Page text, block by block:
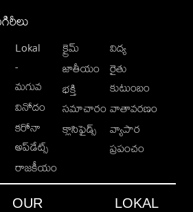
Lokal
-
మగువ
వినోదం
కరోనా
అప్‌డేట్స్
రాజకీయం
క్రైమ్
జాతీయం
భక్తి
సమాచారం
క్లాసిఫైడ్స్
విద్య
రైతు
కుటుంబం
వాతావరణం
వ్యాపార
ప్రపంచం
OUR
LOKAL